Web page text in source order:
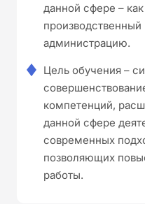
данной сфере –
производственный
администрацию.
Цель обучения –
компетенций,
данной сфере
современных
позволяющих
работы.